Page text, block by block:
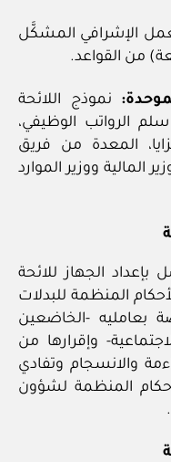
الإشرافي المشكَّل
نموذج اللائحة
الرواتب الوظيفي،
المعدة من فريق
المالية ووزير الموارد
الجهاز للائحة
المنظمة للبدلات
بعامليه -الخاضعين
وإقرارها من
والانسجام وتفادي
المنظمة لشؤون